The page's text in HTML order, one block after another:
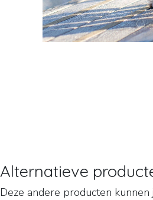
Alternatieve
Deze andere producten kunnen